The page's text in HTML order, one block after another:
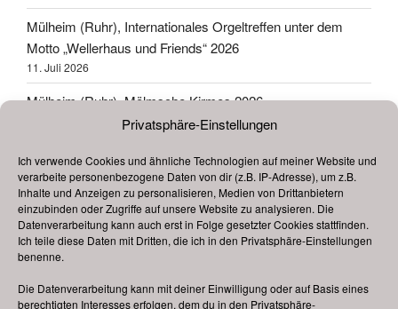
Privatsphäre-Einstellungen
Ich verwende Cookies und ähnliche Technologien auf meiner Website und
verarbeite personenbezogene Daten von dir (z.B. IP-Adresse), um z.B.
Inhalte und Anzeigen zu personalisieren, Medien von Drittanbietern
einzubinden oder Zugriffe auf unsere Website zu analysieren. Die
Datenverarbeitung kann auch erst in Folge gesetzter Cookies stattfinden.
Ich teile diese Daten mit Dritten, die ich in den Privatsphäre-Einstellungen
benenne.
Die Datenverarbeitung kann mit deiner Einwilligung oder auf Basis eines
berechtigten Interesses erfolgen, dem du in den Privatsphäre-
Mülheim (Ruhr), Internationales Orgeltreffen unter dem
Motto „Wellerhaus und Friends“ 2026
11. Juli 2026
Mülheim (Ruhr), Mölmsche Kirmes 2026
Hannover, Schützenfest 2026
4. Juli 2026
Beelen, Jans to Beilen 2026
28. Juni 2026
Bad Iburg, 2. Benno Kirmes 2026